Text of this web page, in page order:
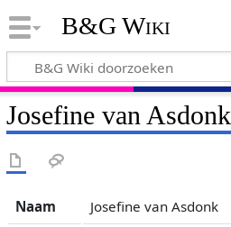
B&G Wiki
Josefine van Asdonk
Naam Josefine van Asdonk